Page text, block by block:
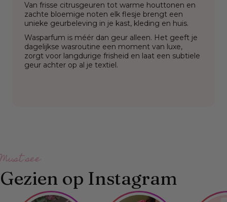
Van frisse citrusgeuren tot warme houttonen en
zachte bloemige noten elk flesje brengt een
unieke geurbeleving in je kast, kleding en huis.
Wasparfum is méér dan geur alleen. Het geeft je
dagelijkse wasroutine een moment van luxe,
zorgt voor langdurige frisheid en laat een subtiele
geur achter op al je textiel.
Must see
Gezien op Instagram